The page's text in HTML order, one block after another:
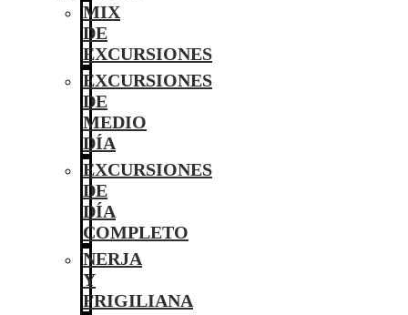
MIX
DE
EXCURSIONES
EXCURSIONES
DE
MEDIO
DÍA
EXCURSIONES
DE
DÍA
COMPLETO
NERJA
Y
FRIGILIANA